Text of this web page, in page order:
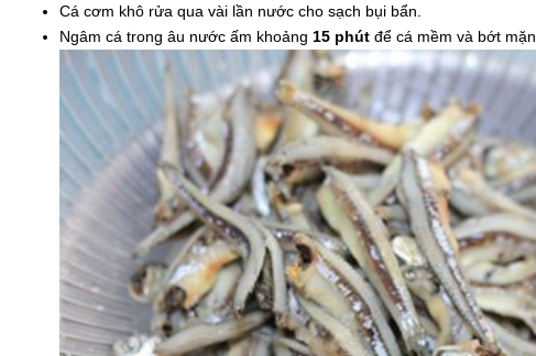
Cá cơm khô rửa qua vài lần nước cho sạch bụi bẩn.
Ngâm cá trong âu nước ấm khoảng 15 phút để cá mềm và bớt mặn.